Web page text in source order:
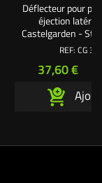
Déflecteur pour
éjection
Castelgarden -
origine :REF: CG
Prix
37,60 €